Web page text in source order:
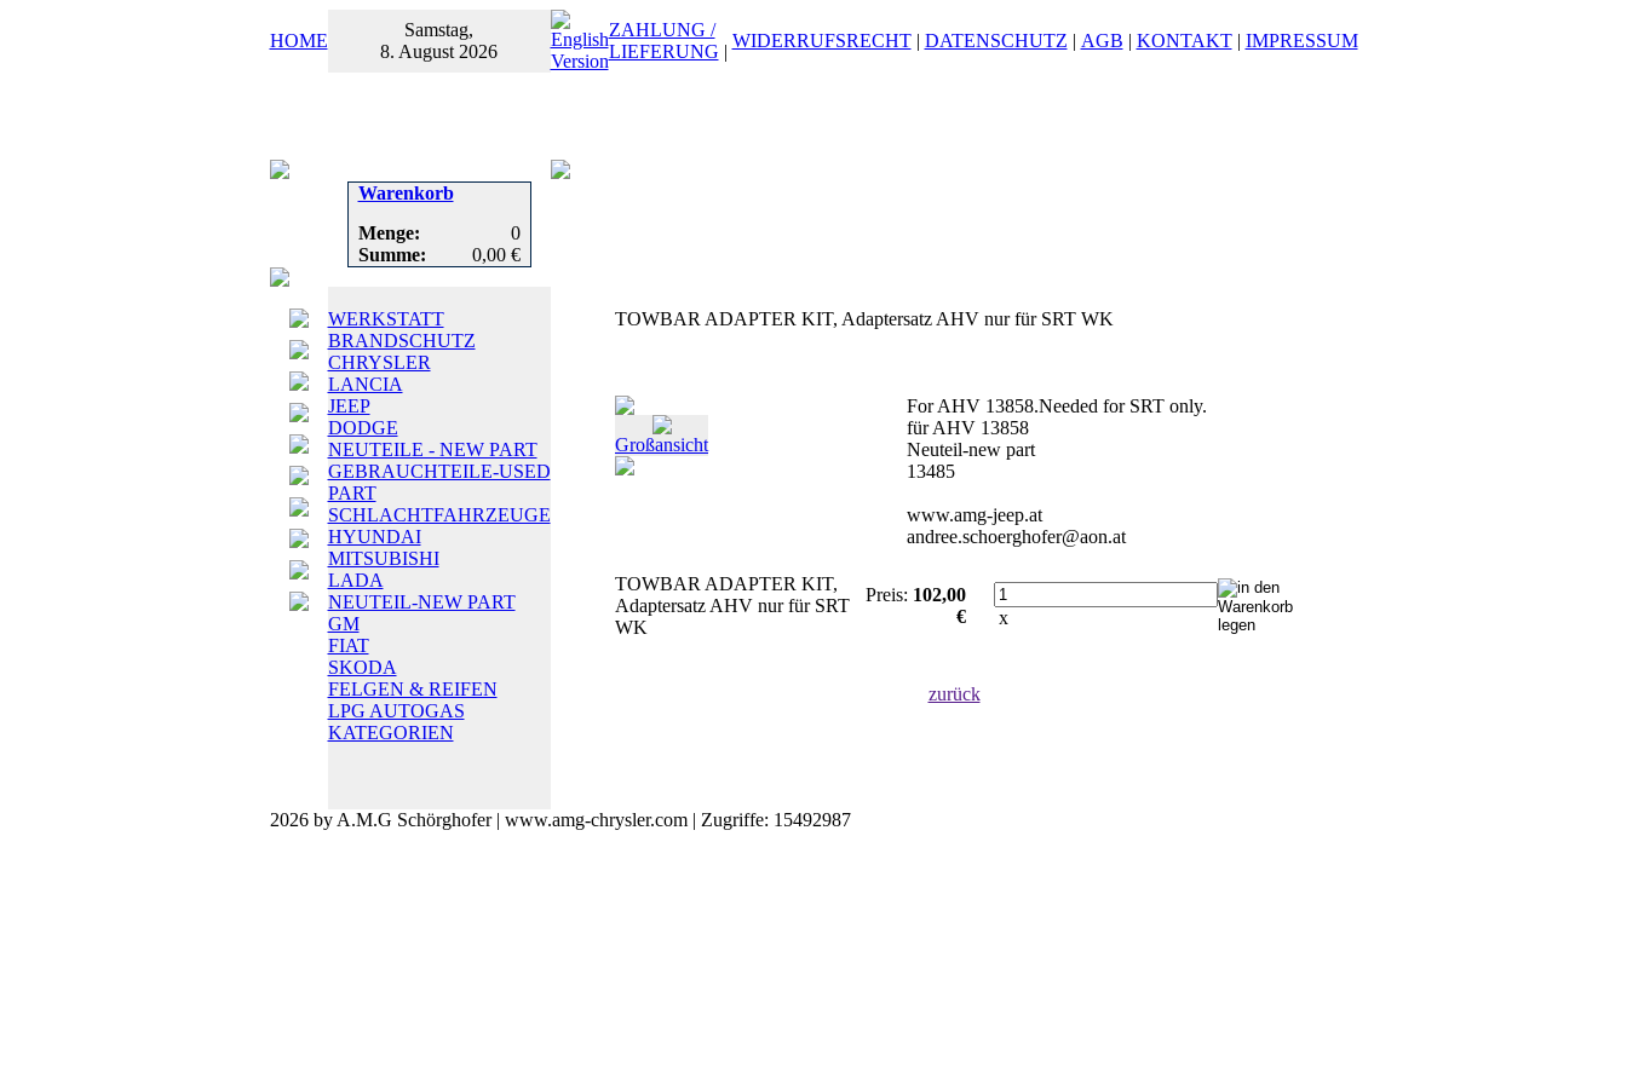
HOME
Samstag,
8. August 2026
ZAHLUNG /
LIEFERUNG |
WIDERRUFSRECHT| DATENSCHUTZ | AGB | KONTAKT| IMPRESSUM
Warenkorb
Menge:
0
Summe:
0,00 €
WERKSTATT
BRANDSCHUTZ
CHRYSLER
LANCIA
JEEP
DODGE
NEUTEILE - NEW PART
GEBRAUCHTEILE-USED
PART
SCHLACHTFAHRZEUGE
HYUNDAI
MITSUBISHI
LADA
NEUTEIL-NEW PART
GM
FIAT
SKODA
FELGEN & REIFEN
LPG AUTOGAS
KATEGORIEN
TOWBAR ADAPTER KIT, Adaptersatz AHV nur für SRT WK
Großansicht
For AHV 13858.Needed for SRT only.
für AHV 13858
Neuteil-new part
13485
www.amg-jeep.at
andree.schoerghofer@aon.at
TOWBAR ADAPTER KIT,
Adaptersatz AHV nur für SRT
WK
Preis: 102,00
€
x
zurück
2026 by A.M.G Schörghofer | www.amg-chrysler.com | Zugriffe: 15492987